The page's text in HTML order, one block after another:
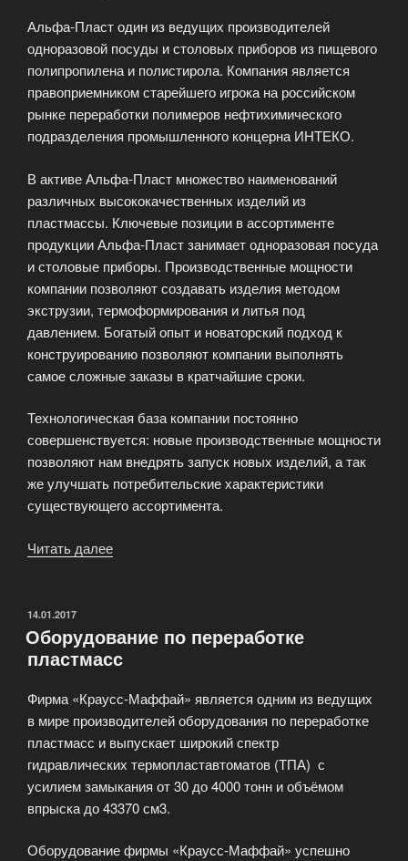
Альфа-Пласт один из ведущих производителей
одноразовой посуды и столовых приборов из пищевого
полипропилена и полистирола. Компания является
правоприемником старейшего игрока на российском
рынке переработки полимеров нефтихимического
подразделения промышленного концерна ИНТЕКО.
В активе Альфа-Пласт множество наименований
различных высококачественных изделий из
пластмассы. Ключевые позиции в ассортименте
продукции Альфа-Пласт занимает одноразовая посуда
и столовые приборы. Производственные мощности
компании позволяют создавать изделия методом
экструзии, термоформирования и литья под
давлением. Богатый опыт и новаторский подход к
конструированию позволяют компании выполнять
самое сложные заказы в кратчайшие сроки.
Технологическая база компании постоянно
совершенствуется: новые производственные мощности
позволяют нам внедрять запуск новых изделий, а так
же улучшать потребительские характеристики
существующего ассортимента.
Читать далее
и
полистирола»
ОПУБЛИКОВАНО
14.01.2017
Оборудование по переработке
пластмасс
Фирма «Краусс-Маффай» является одним из ведущих
в мире производителей оборудования по переработке
пластмасс и выпускает широкий спектр
гидравлических термопластавтоматов (ТПА) с
усилием замыкания от 30 до 4000 тонн и объёмом
впрыска до 43370 см3.
Оборудование фирмы «Краусс-Маффай» успешно